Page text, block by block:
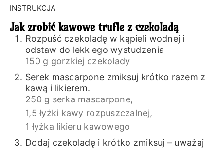
INSTRUKCJA
Jak zrobić kawowe trufle z czekoladą
Rozpuść czekoladę w kąpieli wodnej i
odstaw do lekkiego wystudzenia
150 g gorzkiej czekolady
Serek mascarpone zmiksuj krótko razem z
kawą i likierem.
250 g serka mascarpone,
1,5 łyżki kawy rozpuszczalnej,
1 łyżka likieru kawowego
Dodaj czekoladę i krótko zmiksuj – uważaj